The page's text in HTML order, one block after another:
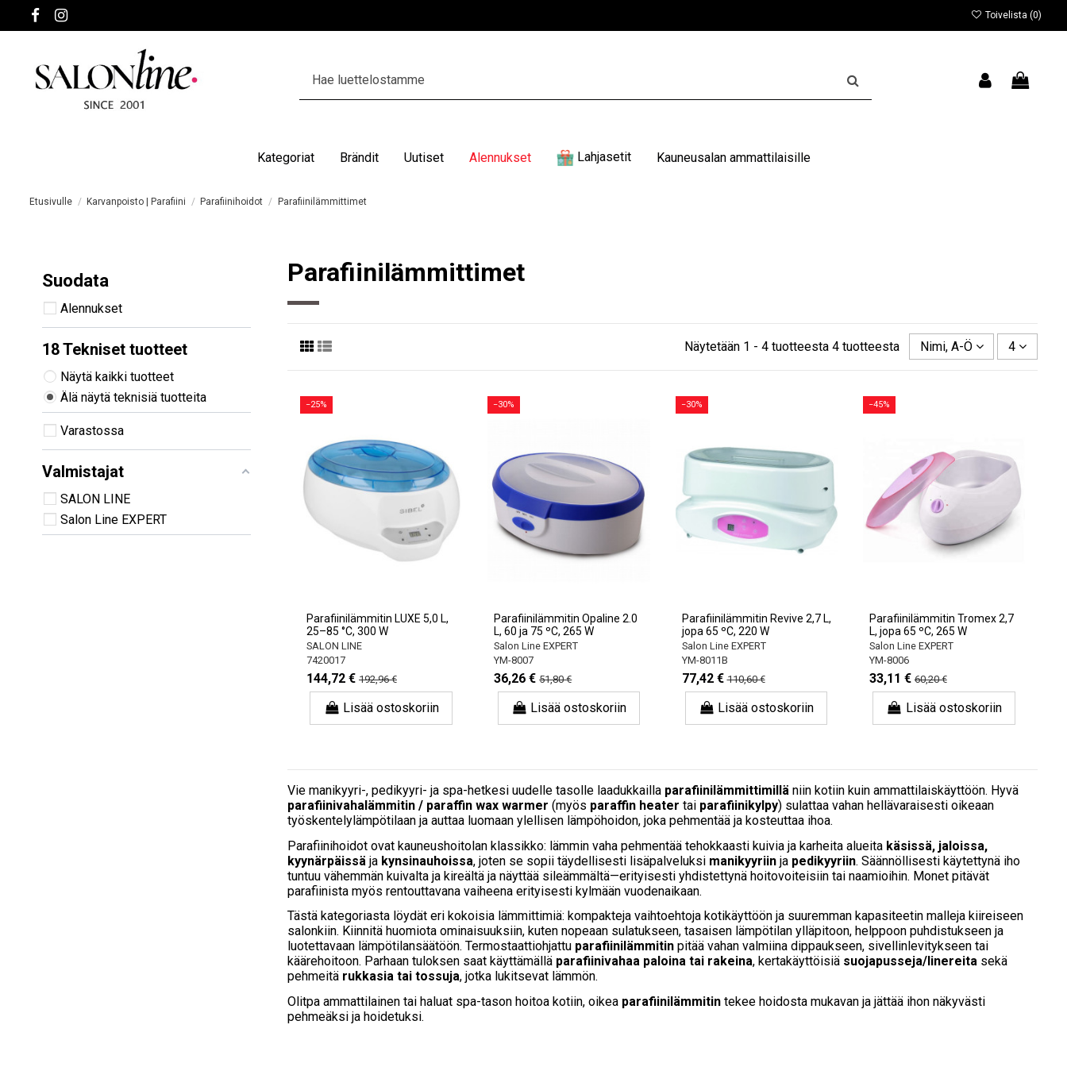
Toivelista (0)
Kategoriat Brändit Uutiset Alennukset Lahjasetit Kauneusalan ammattilaisille
Etusivulle Karvanpoisto | Parafiini Parafiinihoidot Parafiinilämmittimet
Parafiinilämmittimet
Näytetään 1 - 4 tuotteesta 4 tuotteesta Nimi, A-Ö 4
−25%
Parafiinilämmitin LUXE 5,0 L,
25–85 °C, 300 W
SALON LINE
7420017
144,72 € 192,96 €
Lisää ostoskoriin
−30%
Parafiinilämmitin Opaline 2.0
L, 60 ja 75 ºC, 265 W
Salon Line EXPERT
YM-8007
36,26 € 51,80 €
Lisää ostoskoriin
−30%
Parafiinilämmitin Revive 2,7 L,
jopa 65 ºC, 220 W
Salon Line EXPERT
YM-8011B
77,42 € 110,60 €
Lisää ostoskoriin
−45%
Parafiinilämmitin Tromex 2,7
L, jopa 65 ºC, 265 W
Salon Line EXPERT
YM-8006
33,11 € 60,20 €
Lisää ostoskoriin
Vie manikyyri-, pedikyyri- ja spa-hetkesi uudelle tasolle laadukkailla parafiinilämmittimillä niin kotiin kuin ammattilaiskäyttöön. Hyvä
parafiinivahalämmitin / paraffin wax warmer (myös paraffin heater tai parafiinikylpy) sulattaa vahan hellävaraisesti oikeaan
työskentelylämpötilaan ja auttaa luomaan ylellisen lämpöhoidon, joka pehmentää ja kosteuttaa ihoa.
Parafiinihoidot ovat kauneushoitolan klassikko: lämmin vaha pehmentää tehokkaasti kuivia ja karheita alueita käsissä, jaloissa,
kyynärpäissä ja kynsinauhoissa, joten se sopii täydellisesti lisäpalveluksi manikyyriin ja pedikyyriin. Säännöllisesti käytettynä iho
tuntuu vähemmän kuivalta ja kireältä ja näyttää sileämmältä—erityisesti yhdistettynä hoitovoiteisiin tai naamioihin. Monet pitävät
parafiinista myös rentouttavana vaiheena erityisesti kylmään vuodenaikaan.
Tästä kategoriasta löydät eri kokoisia lämmittimiä: kompakteja vaihtoehtoja kotikäyttöön ja suuremman kapasiteetin malleja kiireiseen
salonkiin. Kiinnitä huomiota ominaisuuksiin, kuten nopeaan sulatukseen, tasaisen lämpötilan ylläpitoon, helppoon puhdistukseen ja
luotettavaan lämpötilansäätöön. Termostaattiohjattu parafiinilämmitin pitää vahan valmiina dippaukseen, sivellinlevitykseen tai
käärehoitoon. Parhaan tuloksen saat käyttämällä parafiinivahaa paloina tai rakeina, kertakäyttöisiä suojapusseja/linereita sekä
pehmeitä rukkasia tai tossuja, jotka lukitsevat lämmön.
Olitpa ammattilainen tai haluat spa-tason hoitoa kotiin, oikea parafiinilämmitin tekee hoidosta mukavan ja jättää ihon näkyvästi
pehmeäksi ja hoidetuksi.
Suodata
Alennukset
18 Tekniset tuotteet
Näytä kaikki tuotteet
Älä näytä teknisiä tuotteita
Varastossa
Valmistajat
SALON LINE
Salon Line EXPERT